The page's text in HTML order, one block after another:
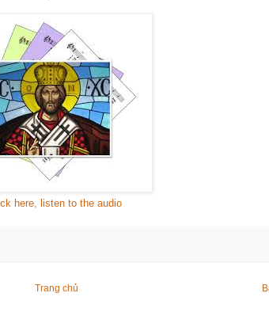
here, listen to the audio
Trang chủ